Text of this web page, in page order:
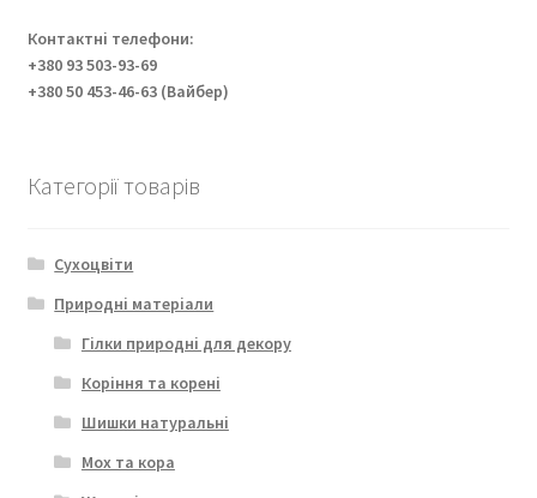
Контактні телефони:
+380 93 503-93-69
+380 50 453-46-63 (Вайбер)
Категорії товарів
Сухоцвіти
Природні матеріали
Гілки природні для декору
Коріння та корені
Шишки натуральні
Мох та кора